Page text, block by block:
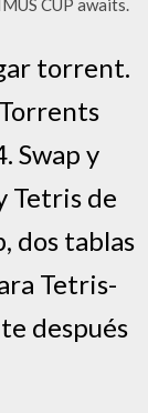
CUP awaits.
torrent.
Swap y
Tetris de
dos tablas
Tetris-
después